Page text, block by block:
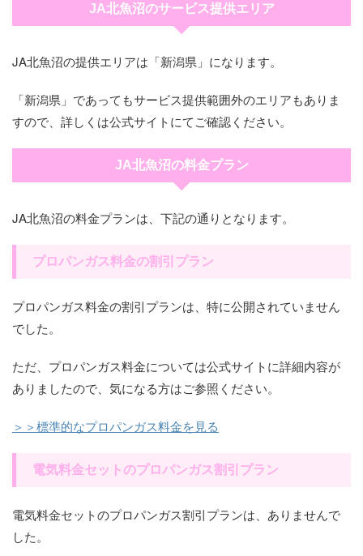
JA北魚沼のサービス提供エリア
JA北魚沼の提供エリアは「新潟県」になります。
「新潟県」であってもサービス提供範囲外のエリアもありま
すので、詳しくは公式サイトにてご確認ください。
JA北魚沼の料金プラン
JA北魚沼の料金プランは、下記の通りとなります。
プロパンガス料金の割引プラン
プロパンガス料金の割引プランは、特に公開されていません
でした。
ただ、プロパンガス料金については公式サイトに詳細内容が
ありましたので、気になる方はご参照ください。
＞＞標準的なプロパンガス料金を見る
電気料金セットのプロパンガス割引プラン
電気料金セットのプロパンガス割引プランは、ありませんで
した。